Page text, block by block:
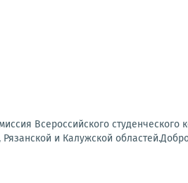
Всероссийского студенческого
и Калужской